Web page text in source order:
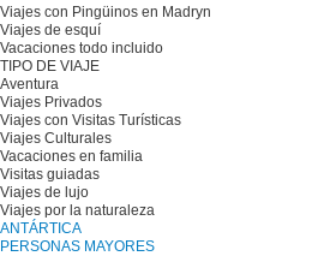
Viajes con Pingüinos en Madryn
Viajes de esquí
Vacaciones todo incluido
TIPO DE VIAJE
Aventura
Viajes Privados
Viajes con Visitas Turísticas
Viajes Culturales
Vacaciones en familia
Visitas guiadas
Viajes de lujo
Viajes por la naturaleza
ANTÁRTICA
PERSONAS MAYORES